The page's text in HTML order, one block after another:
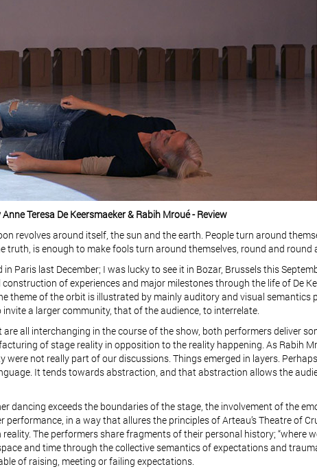
Teresa De Keersmaeker & Rabih Mroué - Review
revolves around itself, the sun and the earth. People turn around
is enough to make fools turn around themselves, round and round
Paris last December; I was lucky to see it in Bozar, Brussels this
of experiences and major milestones through the life of De
of the orbit is illustrated by mainly auditory and visual semantics
a larger community, that of the audience, to interrelate.
all interchanging in the course of the show, both performers deliver
of stage reality in opposition to the reality happening. As Rabih
not really part of our discussions. Things emerged in layers.
It tends towards abstraction, and that abstraction allows the
dancing exceeds the boundaries of the stage, the involvement of the
in a way that allures the principles of Arteau’s Theatre of
The performers share fragments of their personal history; “where
and time through the collective semantics of expectations and
of raising, meeting or failing expectations.